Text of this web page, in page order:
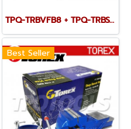
TPQ-TRBVFB8 + TPQ-TRBSWV8 ชุดปากกาจับชิ้นงาน 200 มม. (8") พร้อมฐานหมุน
Best Seller